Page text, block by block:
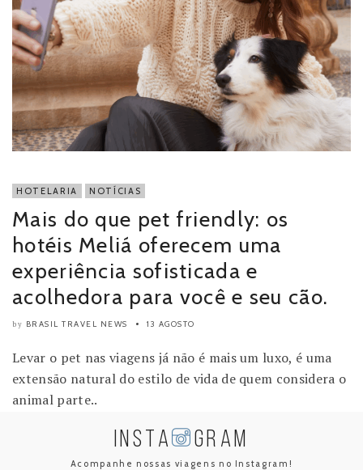
HOTELARIA NOTÍCIAS
Mais do que pet friendly: os
hotéis Meliá oferecem uma
experiência sofisticada e
acolhedora para você e seu cão.
by BRASIL TRAVEL NEWS 13 AGOSTO
Levar o pet nas viagens já não é mais um luxo, é uma
extensão natural do estilo de vida de quem considera o
animal parte..
INSTA GRAM
Acompanhe nossas viagens no Instagram!